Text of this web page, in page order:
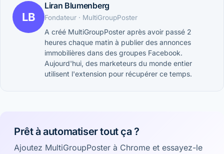
LB
Liran Blumenberg
Fondateur · MultiGroupPoster
A créé MultiGroupPoster après avoir passé 2
heures chaque matin à publier des annonces
immobilières dans des groupes Facebook.
Aujourd'hui, des marketeurs du monde entier
utilisent l'extension pour récupérer ce temps.
Prêt à automatiser tout ça ?
Ajoutez MultiGroupPoster à Chrome et essayez-le